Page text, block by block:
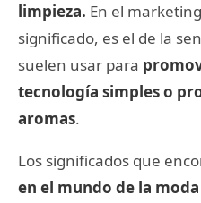
limpieza. En el
significado, es el de la
suelen usar para
tecnología simples o
aromas.
Los significados que
en el mundo de la